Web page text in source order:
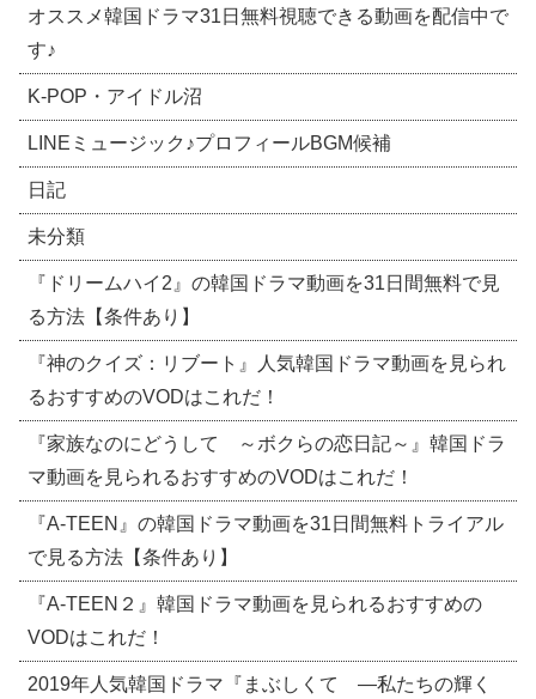
オススメ韓国ドラマ31日無料視聴できる動画を配信中で
す♪
​K-POP・アイドル沼
LINEミュージック♪プロフィールBGM候補
日記
未分類
『ドリームハイ2』の韓国ドラマ動画を31日間無料で見
る方法【条件あり】
『神のクイズ：リブート』人気韓国ドラマ動画を見られ
るおすすめのVODはこれだ！
『家族なのにどうして ～ボクらの恋日記～』韓国ドラ
マ動画を見られるおすすめのVODはこれだ！
『A-TEEN』の韓国ドラマ動画を31日間無料トライアル
で見る方法【条件あり】
『A-TEEN２』韓国ドラマ動画を見られるおすすめの
VODはこれだ！
2019年人気韓国ドラマ『まぶしくて ―私たちの輝く